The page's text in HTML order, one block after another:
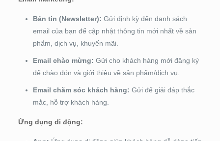
Bản tin (Newsletter): Gửi định kỳ đến danh sách
email của bạn để cập nhật thông tin mới nhất về sản
phẩm, dịch vụ, khuyến mãi.
Email chào mừng: Gửi cho khách hàng mới đăng ký
để chào đón và giới thiệu về sản phẩm/dịch vụ.
Email chăm sóc khách hàng: Gửi để giải đáp thắc
mắc, hỗ trợ khách hàng.
Ứng dụng di động: